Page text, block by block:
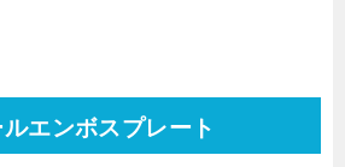
エンボスプレート